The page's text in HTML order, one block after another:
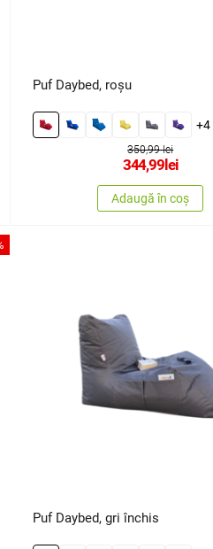
Puf Daybed, roșu
+4
350,99 lei
344,99lei
Adaugă în coș
Puf Daybed, gri închis